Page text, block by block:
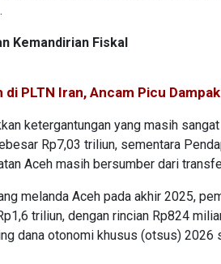
Kemandirian Fiskal
PLTN Iran, Ancam Picu
ketergantungan yang masih
Rp7,03 triliun, sementara
Aceh masih bersumber dari
melanda Aceh pada akhir 2025,
triliun, dengan rincian Rp824
dana otonomi khusus (otsus) 2026